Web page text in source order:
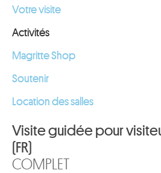
Votre visite
Activités
Magritte Shop
Soutenir
Location des salles
Visite guidée pour
(FR)
COMPLET